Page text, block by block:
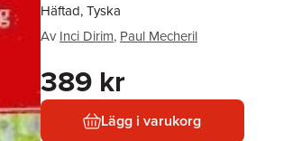
Häftad, Tyska
Av Inci Dirim, Paul Mecheril
389 kr
Lägg i varukorg